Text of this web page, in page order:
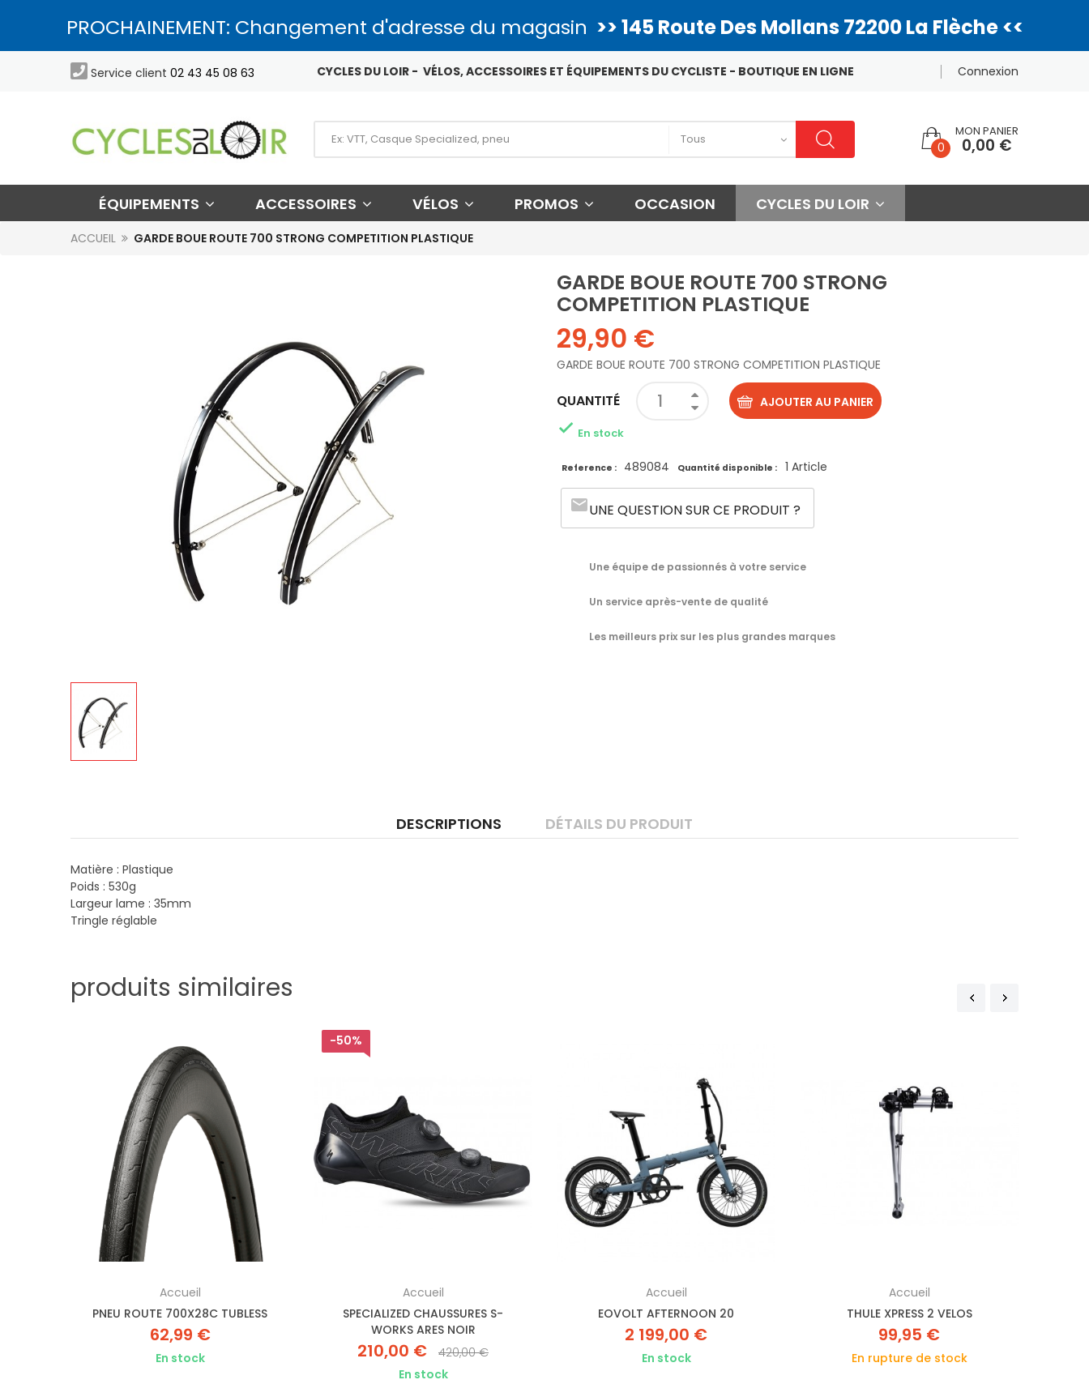
PROCHAINEMENT: Changement d'adresse du magasin >> 145 Route Des Mollans 72200 La Flèche <<
 Service client 02 43 45 08 63 CYCLES DU LOIR - VÉLOS, ACCESSOIRES ET ÉQUIPEMENTS DU CYCLISTE - BOUTIQUE EN LIGNE Connexion
0
MON PANIER
0,00 €
ÉQUIPEMENTS ACCESSOIRES VÉLOS PROMOS OCCASION CYCLES DU LOIR
ACCUEIL GARDE BOUE ROUTE 700 STRONG COMPETITION PLASTIQUE
GARDE BOUE ROUTE 700 STRONG
COMPETITION PLASTIQUE
29,90 €
GARDE BOUE ROUTE 700 STRONG COMPETITION PLASTIQUE
QUANTITÉ AJOUTER AU PANIER
 En stock
Reference : 489084 Quantité disponible : 1 Article
emailUNE QUESTION SUR CE PRODUIT ?
Une équipe de passionnés à votre service
Un service après-vente de qualité
Les meilleurs prix sur les plus grandes marques
DESCRIPTIONS DÉTAILS DU PRODUIT
Matière : Plastique
Poids : 530g
Largeur lame : 35mm
Tringle réglable
produits similaires
Accueil
PNEU ROUTE 700X28C TUBLESS
62,99 €
En stock
-50%
Accueil
SPECIALIZED CHAUSSURES S-
WORKS ARES NOIR
210,00 €
420,00 €
En stock
Accueil
EOVOLT AFTERNOON 20
2 199,00 €
En stock
Accueil
THULE XPRESS 2 VELOS
99,95 €
En rupture de stock